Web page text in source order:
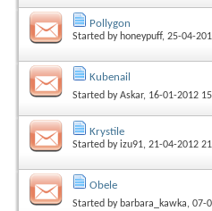
Pollygon
Started by honeypuff, 25-04-
Kubenail
Started byAskar, 16-01-2012
Krystile
Started byizu91, 21-04-2012
Obele
Started by barbara_kawka, 07-